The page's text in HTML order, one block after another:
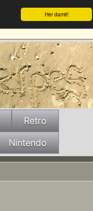
Her damit!
Retro
Nintendo